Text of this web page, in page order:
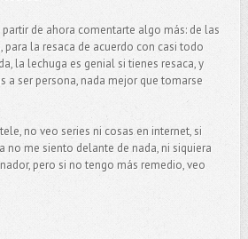
de ahora comentarte algo más: de las
para la resaca de acuerdo con casi todo
la lechuga es genial si tienes resaca, y
a ser persona, nada mejor que tomarse
no veo series ni cosas en internet, si
no me siento delante de nada, ni siquiera
pero si no tengo más remedio, veo